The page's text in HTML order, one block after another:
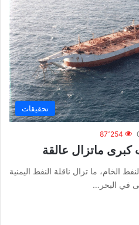
تحقيقات
87٬254
كبرى ماتزال عالقة
الخام، ما تزال ناقلة النفط اليمنية
في البحر…